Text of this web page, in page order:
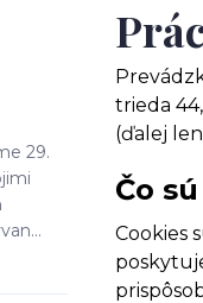
29.
trieda
(ďalej
Čo
Cookies